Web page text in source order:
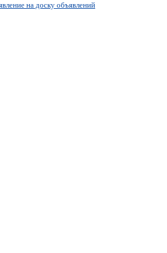
на доску объявлений